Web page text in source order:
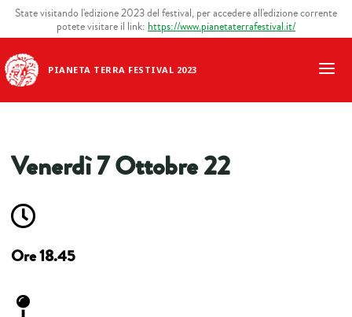
PIANETA TERRA FESTIVAL 2023
State visitando l'edizione 2023 del festival, per accedere all'edizione corrente
potete visitare il link: https://www.pianetaterrafestival.it/
Venerdì 7 Ottobre 22
Ore 18.45